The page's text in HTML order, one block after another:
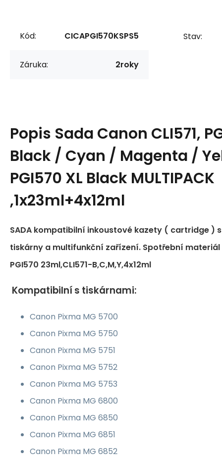
Kód: CICAPGI570KSPS5
Záruka: 2roky
Stav:
Popis Sada Canon CLI571,
Black / Cyan / Magenta /
PGI570 XL Black MULTIPACK
,1x23ml+4x12ml
SADA kompatibilní inkoustové kazety ( cartridge )
tiskárny a multifunkční zařízení. Spotřební
PGI570 23ml,CLI571-B,C,M,Y,4x12ml
Kompatibilní s tiskárnami:
Canon Pixma MG 5700
Canon Pixma MG 5750
Canon Pixma MG 5751
Canon Pixma MG 5752
Canon Pixma MG 5753
Canon Pixma MG 6800
Canon Pixma MG 6850
Canon Pixma MG 6851
Canon Pixma MG 6852